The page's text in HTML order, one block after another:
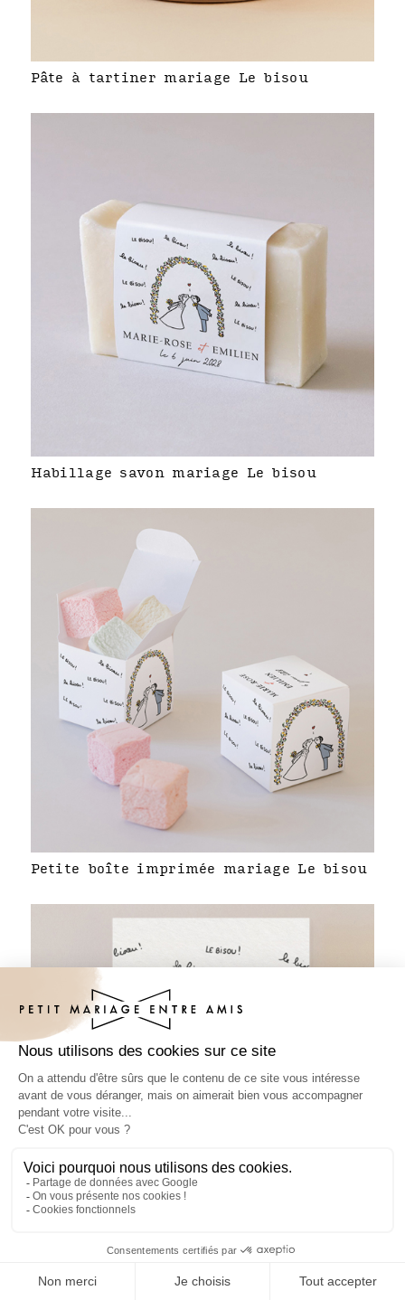
Pâte à tartiner mariage Le bisou
Habillage savon mariage Le bisou
Petite boîte imprimée mariage Le bisou